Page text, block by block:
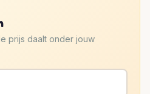
prijs daalt onder jouw